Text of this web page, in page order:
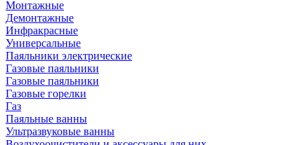
Монтажные
Демонтажные
Инфракрасные
Универсальные
Паяльники электрические
Газовые паяльники
Газовые паяльники
Газовые горелки
Газ
Паяльные ванны
Ультразвуковые ванны